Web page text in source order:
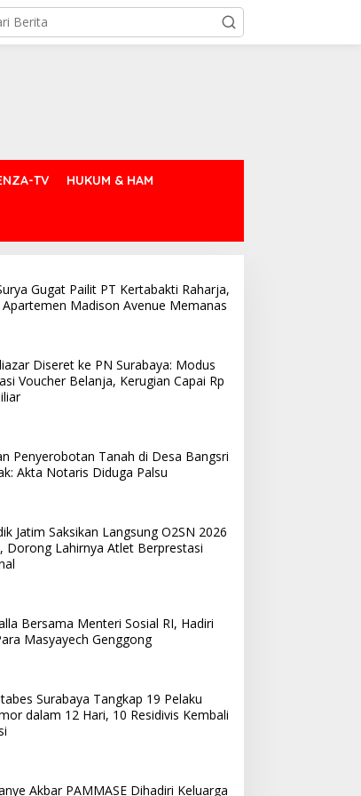
TV HUKUM & HAM
Gugat Pailit PT Kertabakti Raharja,
Apartemen Madison Avenue Memanas
Diseret ke PN Surabaya: Modus
Voucher Belanja, Kerugian Capai Rp
Penyerobotan Tanah di Desa Bangsri
Akta Notaris Diduga Palsu
Jatim Saksikan Langsung O2SN 2026
Dorong Lahirnya Atlet Berprestasi
Bersama Menteri Sosial RI, Hadiri
Masyayech Genggong
Surabaya Tangkap 19 Pelaku
dalam 12 Hari, 10 Residivis Kembali
Akbar PAMMASE Dihadiri Keluarga